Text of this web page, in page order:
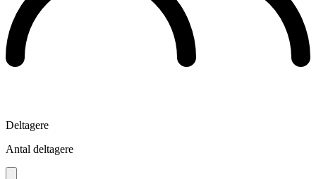
Deltagere
Antal deltagere